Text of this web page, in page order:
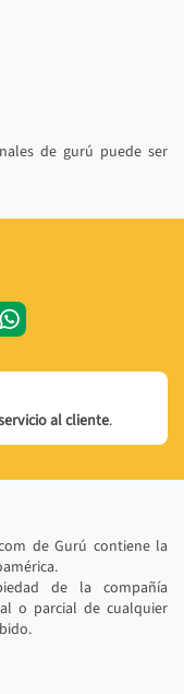
de gurú puede ser
al cliente.
de Gurú contiene la
de la compañía
o parcial de cualquier